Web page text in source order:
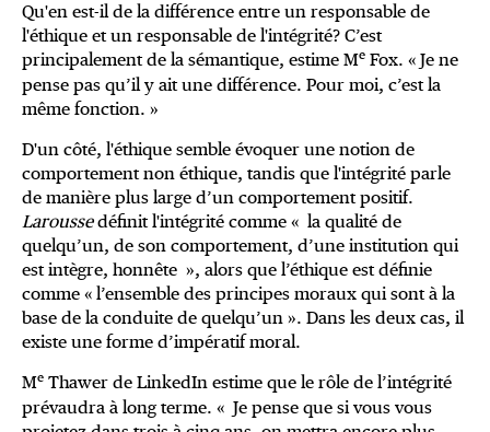
Qu'en est-il de la différence entre un responsable de
l'éthique et un responsable de l'intégrité? C’est
principalement de la sémantique, estime Me Fox. « Je ne
pense pas qu’il y ait une différence. Pour moi, c’est la
même fonction. »
D'un côté, l'éthique semble évoquer une notion de
comportement non éthique, tandis que l'intégrité parle
de manière plus large d’un comportement positif.
Laroussedéfinit l'intégrité comme « la qualité de
quelqu’un, de son comportement, d’une institution qui
est intègre, honnête », alors que l’éthique est définie
comme « l’ensemble des principes moraux qui sont à la
base de la conduite de quelqu’un ». Dans les deux cas, il
existe une forme d’impératif moral.
Me Thawer de LinkedIn estime que le rôle de l’intégrité
prévaudra à long terme. « Je pense que si vous vous